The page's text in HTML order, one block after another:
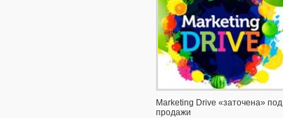
Marketing Drive «заточена» под
продажи